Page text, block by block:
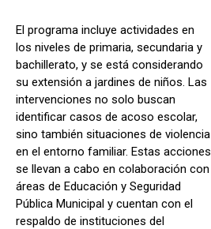
El programa incluye actividades en
los niveles de primaria, secundaria y
bachillerato, y se está considerando
su extensión a jardines de niños. Las
intervenciones no solo buscan
identificar casos de acoso escolar,
sino también situaciones de violencia
en el entorno familiar. Estas acciones
se llevan a cabo en colaboración con
áreas de Educación y Seguridad
Pública Municipal y cuentan con el
respaldo de instituciones del